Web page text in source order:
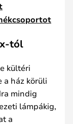
tól
kültéri
a ház körüli
mindig
lámpákig,
a